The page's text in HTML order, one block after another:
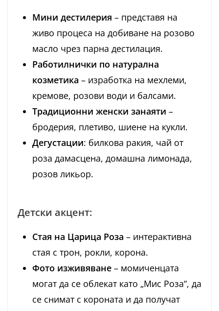
Мини дестилерия – представя на
живо процеса на добиване на розово
масло чрез парна дестилация.
Работилнички по натурална
козметика – изработка на мехлеми,
кремове, розови води и балсами.
Традиционни женски занаяти –
бродерия, плетиво, шиене на кукли.
Дегустации: билкова ракия, чай от
роза дамасцена, домашна лимонада,
розов ликьор.
Детски акцент:
Стая на Царица Роза – интерактивна
стая с трон, рокли, корона.
Фото изживяване – момиченцата
могат да се облекат като „Мис Роза“, да
се снимат с короната и да получат